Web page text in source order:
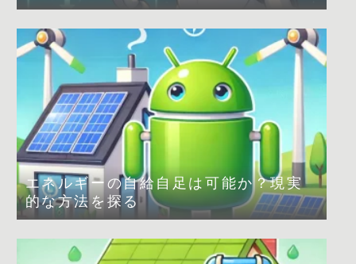
エネルギーの自給自足は可能か？現実
的な方法を探る